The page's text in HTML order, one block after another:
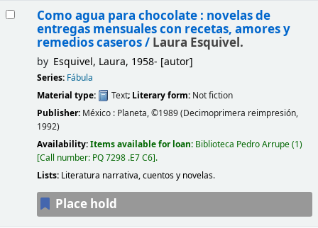
Como agua para chocolate : novelas de
entregas mensuales con recetas, amores y
remedios caseros / Laura Esquivel.
by Esquivel, Laura, 1958- [autor]
Series: Fábula
Material type:
Text; Literary form: Not fiction
Publisher: México : Planeta,©1989(Decimoprimera reimpresión,
1992)
Availability:Items available for loan: Biblioteca Pedro Arrupe(1)
Call number: PQ 7298 .E7 C6 .
Lists: Literatura narrativa, cuentos y novelas.
Place hold